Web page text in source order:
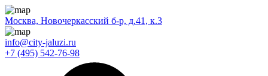
Москва, Новочеркасский б-р, д.41, к.3
info@city-jaluzi.ru
+7 (495) 542-76-98